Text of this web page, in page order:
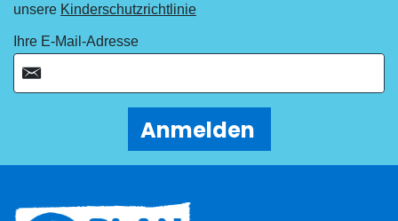
unsere Kinderschutzrichtlinie
Ihre E-Mail-Adresse
Anmelden